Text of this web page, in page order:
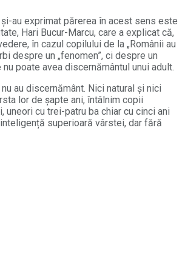
au exprimat părerea în acest sens este
Hari Bucur-Marcu, care a explicat că,
în cazul copilului de la „Românii au
despre un „fenomen”, ci despre un
poate avea discernământul unui adult.
au discernământ. Nici natural și nici
lor de șapte ani, întâlnim copii
uneori cu trei-patru ba chiar cu cinci ani
superioară vârstei, dar fără